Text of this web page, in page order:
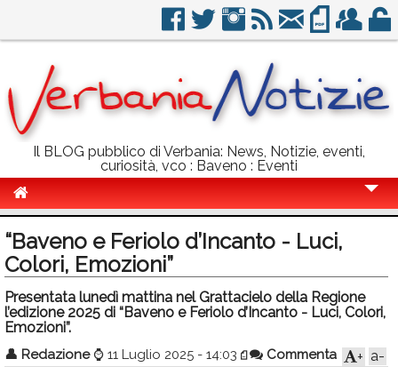
Il BLOG pubblico di Verbania: News, Notizie, eventi,
curiosità, vco : Baveno : Eventi
Politica
Sport
Eventi
Info Utili
“Baveno e Feriolo d’Incanto - Luci,
Colori, Emozioni”
Presentata lunedì mattina nel Grattacielo della Regione
l’edizione 2025 di “Baveno e Feriolo d’Incanto - Luci, Colori,
Emozioni”.
👤 Redazione ⌚ 11 Luglio 2025 - 14:03 Commenta a-
+